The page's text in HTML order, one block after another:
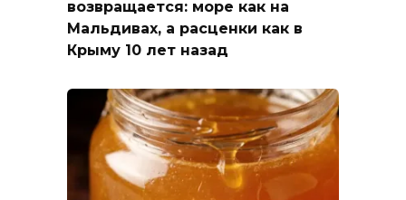
возвращается: море как на
Мальдивах, а расценки как в
Крыму 10 лет назад